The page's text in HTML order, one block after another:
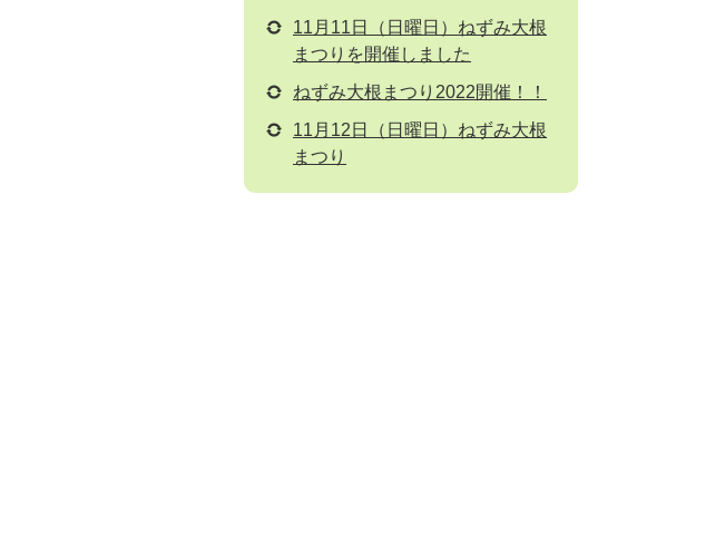
11月11日（日曜日）ねずみ大根
まつりを開催しました
ねずみ大根まつり2022開催！！
11月12日（日曜日）ねずみ大根
まつり